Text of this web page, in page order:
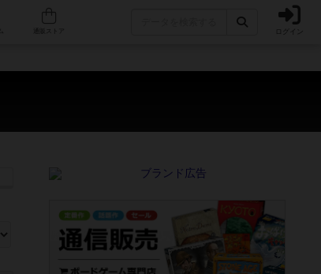
人気ボードゲーム ログイン
ュアルを読む時間や参加者へのルール説明時間は含まれていないため、初めて
中世ファンタジー・クッキング・海賊同士の対決など、ゲームコンセプトを絞
ームに慣れている方向けの絞込機能です。例えば「ダイスロール」はランダ